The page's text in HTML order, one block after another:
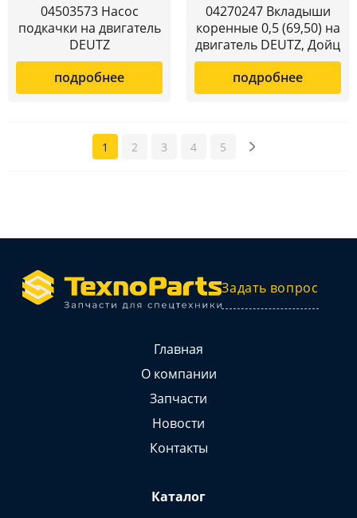
04503573 Насос
подкачки на двигатель
DEUTZ
подробнее
04270247 Вкладыши
коренные 0,5 (69,50) на
двигатель DEUTZ, Дойц
подробнее
1 2 3 4 5
Задать вопрос
Главная
О компании
Запчасти
Новости
Контакты
Каталог